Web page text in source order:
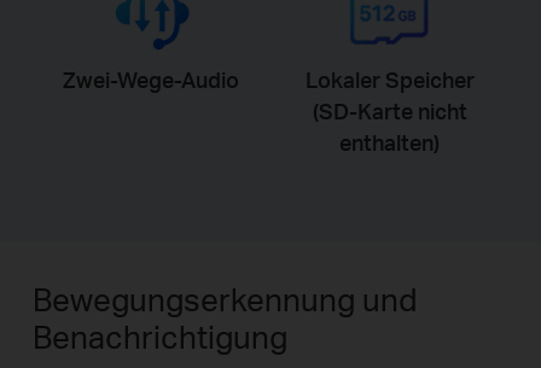
Zwei-Wege-Audio
Lokaler Speicher
(SD-Karte nicht
enthalten)
Bewegungserkennung und
Benachrichtigung